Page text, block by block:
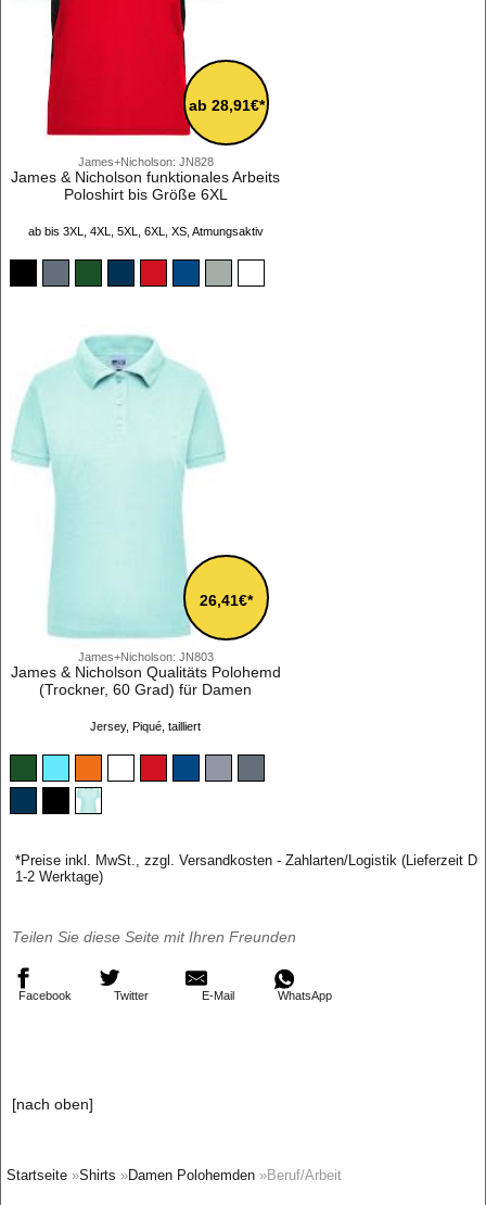
James+Nicholson: JN828
ab 28,91€*
James & Nicholson funktionales Arbeits
Poloshirt bis Größe 6XL
ab bis 3XL, 4XL, 5XL, 6XL, XS, Atmungsaktiv
James+Nicholson: JN803
26,41€*
James & Nicholson Qualitäts Polohemd
(Trockner, 60 Grad) für Damen
Jersey, Piqué, tailliert
*Preise inkl. MwSt., zzgl. Versandkosten - Zahlarten/Logistik (Lieferzeit D
1-2 Werktage)
Teilen Sie diese Seite mit Ihren Freunden
Facebook Twitter E-Mail WhatsApp
[nach oben]
Startseite »Shirts »Damen Polohemden »Beruf/Arbeit